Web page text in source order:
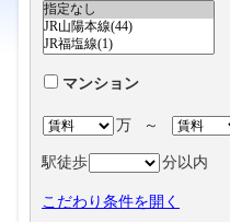
マンション
万 ～
駅徒歩 分以内
こだわり条件を開く